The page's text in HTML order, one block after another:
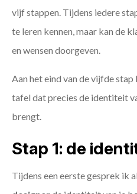
vijf stappen. Tijdens iedere
te leren kennen, maar kan de
en wensen doorgeven.
Aan het eind van de vijfde
tafel dat precies de identiteit
brengt.
Stap 1: de
Tijdens een eerste gesprek ik